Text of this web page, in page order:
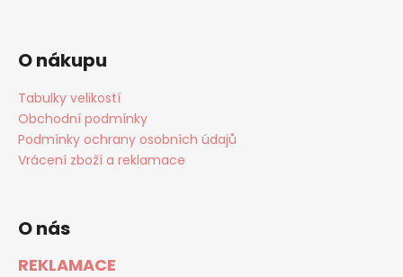
O nákupu
Tabulky velikostí
Obchodní podmínky
Podmínky ochrany osobních údajů
Vrácení zboží a reklamace
O nás
REKLAMACE